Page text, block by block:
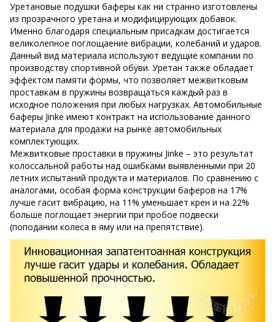
Уретановые подушки баферы как ни странно изготовлены
из прозрачного уретана и модифицирующих добавок.
Именно благодаря специальным присадкам достигается
великолепное поглощаение вибрации, колебаний и ударов.
Данный вид материала используют ведущие компании по
производству спортивной обуви. Уретан также обладает
эффектом памяти формы, что позволяет межвитковым
проставкам в пружины возвращаться каждый раз в
исходное положения при любых нагрузках. Автомобильные
баферы Jinke имеют контракт на использование данного
материала для продажи на рынке автомобильных
комплектующих.
Межвитковые проставки в пружины Jinke – это результат
колоссальной работы над ошибками выявленными при 20
летних испытаний продукта и материалов. По сравнению с
аналогами, особая форма конструкции баферов на 17%
лучше гасит вибрацию, на 11% уменьшает крен и на 22%
больше поглощает энергии при пробое подвески
(поподании колеса в яму или на препятствие).